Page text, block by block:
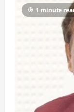
1 minute